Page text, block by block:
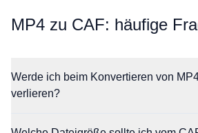
⁦MP4⁩ zu ⁦CAF⁩: häufige
Werde ich beim Konvertieren von
verlieren?